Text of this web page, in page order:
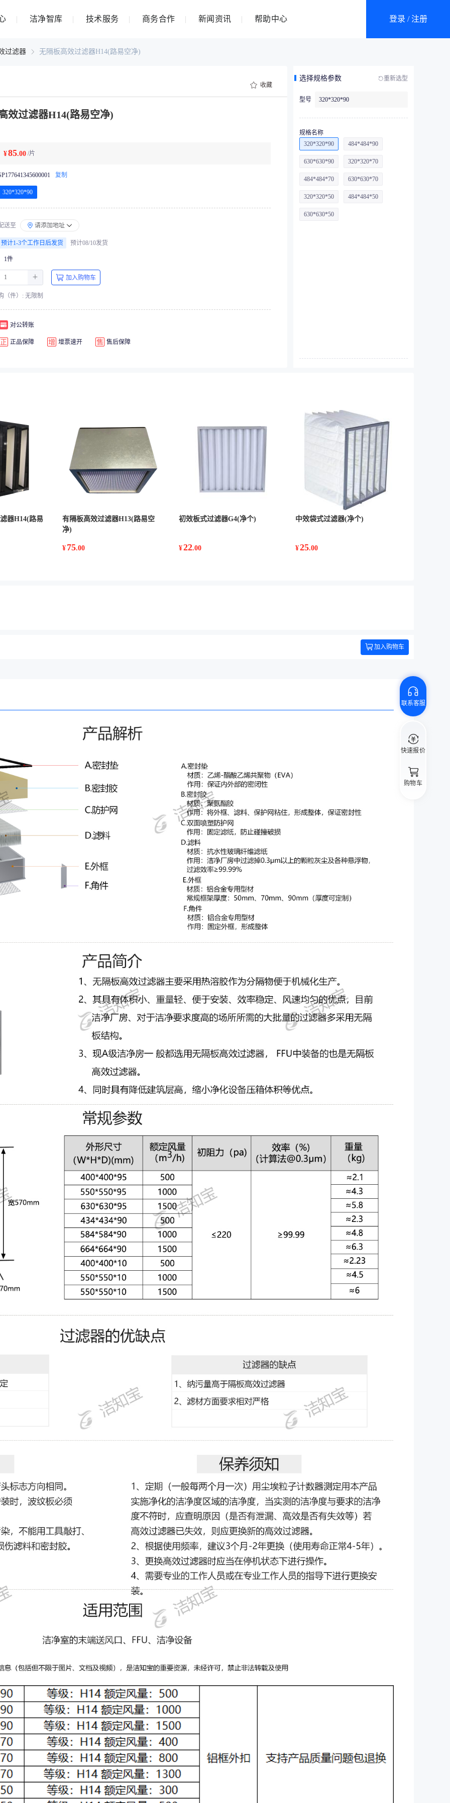
洁净智库 技术服务 商务合作 新闻资讯 帮助中心 登录 / 注册
过滤器 无隔板高效过滤器H14(路易空净)
收藏
效过滤器H14(路易空净)
¥85.00 /片
复制
320*320*90
送至 请添加地址
预计1-3个工作日后发货 预计08/10发货
1件
＋ 加入购物车
（件）: 无限制
对公转账
正品保障 增票速开 售后保障
选择规格参数 重新选型
型号 320*320*90
规格名称
320*320*90
484*484*90
630*630*90 320*320*70
484*484*70 630*630*70
320*320*50 484*484*50
630*630*50
器H14(路易
有隔板高效过滤器H13(路易空
净)
¥ 75.00
初效板式过滤器G4(净个)
¥22.00
中效袋式过滤器(净个)
¥25.00
加入购物车
联系客服
快速报价
购物车